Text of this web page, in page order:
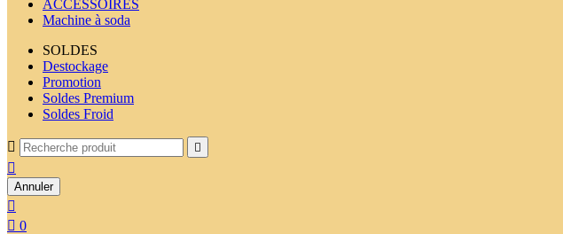
ACCESSOIRES
Machine à soda
SOLDES
Destockage
Promotion
Soldes Premium
Soldes Froid
 

Annuler

 0